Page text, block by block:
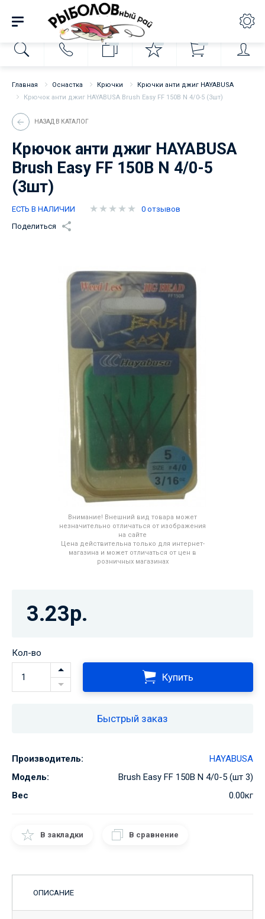
Главная Оснастка Крючки
Крючки анти джиг HAYABUSA
Крючок анти джиг HAYABUSA Brush Easy FF 150B N 4/0-5 (3шт)
НАЗАД В КАТАЛОГ
Крючок анти джиг HAYABUSA
Brush Easy FF 150B N 4/0-5
(3шт)
ЕСТЬ В НАЛИЧИИ
0 отзывов
Поделиться
Внимание! Внешний вид товара может
незначительно отличаться от изображения
на сайте
Цена действительна только для интернет-
магазина и может отличаться от цен в
розничных магазинах
3.23р.
Кол-во
Купить
Быстрый заказ
Производитель:
HAYABUSA
Модель:
Brush Easy FF 150B N 4/0-5 (шт 3)
Вес
0.00кг
В закладки В сравнение
ОПИСАНИЕ